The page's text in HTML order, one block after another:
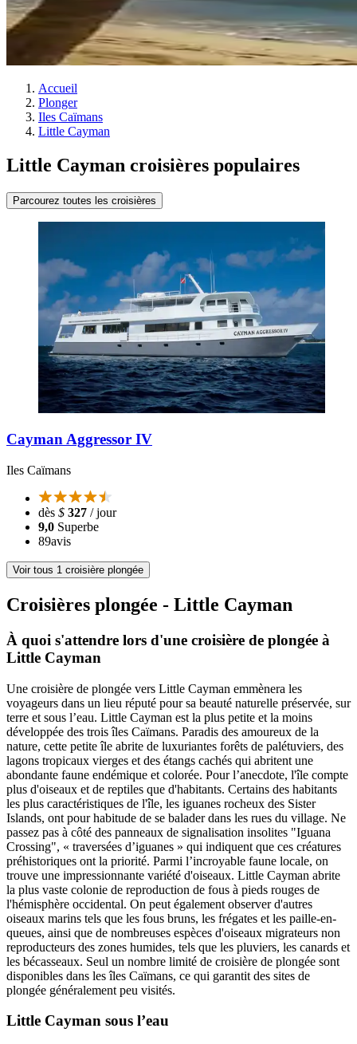
Accueil
Plonger
Iles Caïmans
Little Cayman
Little Cayman croisières populaires
Parcourez toutes les croisières
Cayman Aggressor IV
Iles Caïmans
dès $ 327 / jour
9,0 Superbe
89avis
Voir tous 1 croisière plongée
Croisières plongée - Little Cayman
À quoi s'attendre lors d'une croisière de plongée à
Little Cayman
Une croisière de plongée vers Little Cayman emmènera les
voyageurs dans un lieu réputé pour sa beauté naturelle préservée, sur
terre et sous l’eau. Little Cayman est la plus petite et la moins
développée des trois îles Caïmans. Paradis des amoureux de la
nature, cette petite île abrite de luxuriantes forêts de palétuviers, des
lagons tropicaux vierges et des étangs cachés qui abritent une
abondante faune endémique et colorée. Pour l’anecdote, l'île compte
plus d'oiseaux et de reptiles que d'habitants. Certains des habitants
les plus caractéristiques de l'île, les iguanes rocheux des Sister
Islands, ont pour habitude de se balader dans les rues du village. Ne
passez pas à côté des panneaux de signalisation insolites "Iguana
Crossing", « traversées d’iguanes » qui indiquent que ces créatures
préhistoriques ont la priorité. Parmi l’incroyable faune locale, on
trouve une impressionnante variété d'oiseaux. Little Cayman abrite
la plus vaste colonie de reproduction de fous à pieds rouges de
l'hémisphère occidental. On peut également observer d'autres
oiseaux marins tels que les fous bruns, les frégates et les paille-en-
queues, ainsi que de nombreuses espèces d'oiseaux migrateurs non
reproducteurs des zones humides, tels que les pluviers, les canards et
les bécasseaux. Seul un nombre limité de croisière de plongée sont
disponibles dans les îles Caïmans, ce qui garantit des sites de
plongée généralement peu visités.
Little Cayman sous l’eau